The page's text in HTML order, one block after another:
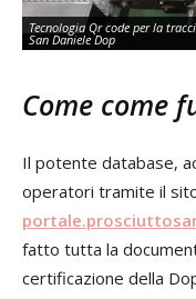
Tecnologia Qr code per la
San Daniele Dop
Come come
Il potente database,
operatori tramite il
fatto tutta la
certificazione della